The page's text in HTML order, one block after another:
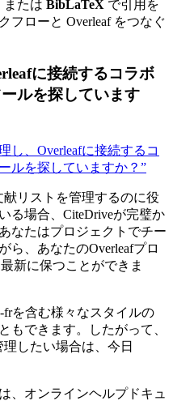
または BibLaTeX で引用を
フローと Overleaf をつなぐ
に接続するコラボ
ルを探しています
し、Overleafに接続するコ
ルを探していますか？”
リストを管理するのに役
る場合、CiteDriveが完璧か
なたはプロジェクトでチー
ら、あなたのOverleafプロ
新に保つことができま
frを含む様々なスタイルの
もできます。したがって、
したい場合は、今日
、オンラインヘルプドキュ